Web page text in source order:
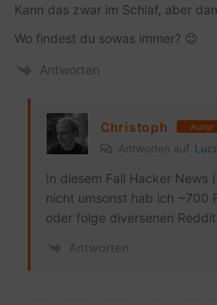
Kann das zwar im Schlaf, aber
Wo findest du sowas immer? 😉
Antworten
Christoph Autor
Antworten auf
In diesem Fall Hacker News
nicht umsonst hab ich ~700
oder folge diversenen
Antworten